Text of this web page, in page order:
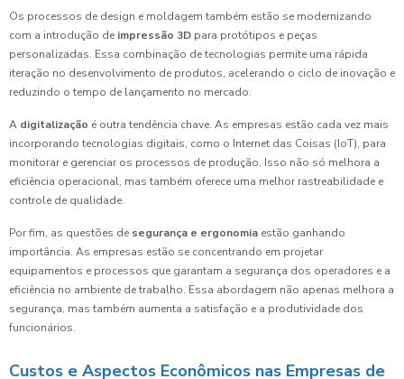
Os processos de design e moldagem também estão se modernizando
com a introdução de impressão 3D para protótipos e peças
personalizadas. Essa combinação de tecnologias permite uma rápida
iteração no desenvolvimento de produtos, acelerando o ciclo de inovação e
reduzindo o tempo de lançamento no mercado.
A digitalização é outra tendência chave. As empresas estão cada vez mais
incorporando tecnologias digitais, como o Internet das Coisas (IoT), para
monitorar e gerenciar os processos de produção. Isso não só melhora a
eficiência operacional, mas também oferece uma melhor rastreabilidade e
controle de qualidade.
Por fim, as questões de segurança e ergonomia estão ganhando
importância. As empresas estão se concentrando em projetar
equipamentos e processos que garantam a segurança dos operadores e a
eficiência no ambiente de trabalho. Essa abordagem não apenas melhora a
segurança, mas também aumenta a satisfação e a produtividade dos
funcionários.
Custos e Aspectos Econômicos nas Empresas de